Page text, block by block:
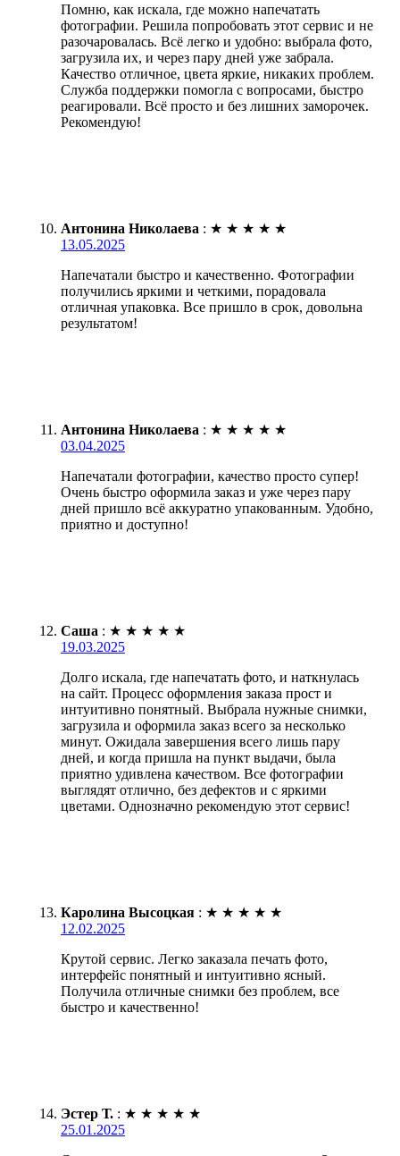
Помню, как искала, где можно напечатать
фотографии. Решила попробовать этот сервис и не
разочаровалась. Всё легко и удобно: выбрала фото,
загрузила их, и через пару дней уже забрала.
Качество отличное, цвета яркие, никаких проблем.
Служба поддержки помогла с вопросами, быстро
реагировали. Всё просто и без лишних заморочек.
Рекомендую!
Антонина Николаева : ★ ★ ★ ★ ★
13.05.2025
Напечатали быстро и качественно. Фотографии
получились яркими и четкими, порадовала
отличная упаковка. Все пришло в срок, довольна
результатом!
Антонина Николаева : ★ ★ ★ ★ ★
03.04.2025
Напечатали фотографии, качество просто супер!
Очень быстро оформила заказ и уже через пару
дней пришло всё аккуратно упакованным. Удобно,
приятно и доступно!
Саша : ★ ★ ★ ★ ★
19.03.2025
Долго искала, где напечатать фото, и наткнулась
на сайт. Процесс оформления заказа прост и
интуитивно понятный. Выбрала нужные снимки,
загрузила и оформила заказ всего за несколько
минут. Ожидала завершения всего лишь пару
дней, и когда пришла на пункт выдачи, была
приятно удивлена качеством. Все фотографии
выглядят отлично, без дефектов и с яркими
цветами. Однозначно рекомендую этот сервис!
Каролина Высоцкая : ★ ★ ★ ★ ★
12.02.2025
Крутой сервис. Легко заказала печать фото,
интерфейс понятный и интуитивно ясный.
Получила отличные снимки без проблем, все
быстро и качественно!
Эстер Т. : ★ ★ ★ ★ ★
25.01.2025